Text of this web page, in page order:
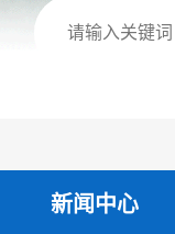
新闻中心